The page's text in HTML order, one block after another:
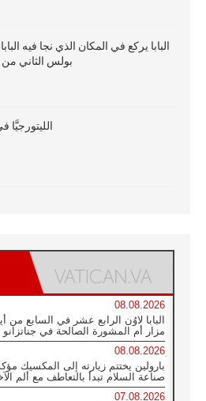
البابا يركع في المكان الذي نجا فيه
بولس الثاني من
08.08.2026
البابا لاوُن الرابع عشر في السابع من
مزار أم المشورة الصالحة في جناتزانو
08.08.2026
بارولين يختتم زيارته إلى المكسيك
صناعة السلام تبدأ بالتعاطف مع ألم
07.08.2026